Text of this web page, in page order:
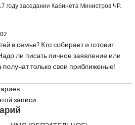
году заседании Кабинета Министров ЧР.
в семье? Кто собирает и готовит
ли писать личное заявление или
получат только свои приближеные!
записи